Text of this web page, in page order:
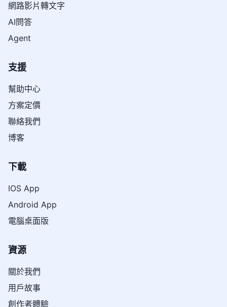
網路影片轉文字
AI問答
Agent
支援
幫助中心
方案定價
聯絡我們
博客
下載
IOS App
Android App
電腦桌面版
資源
關於我們
用戶故事
創作者體驗